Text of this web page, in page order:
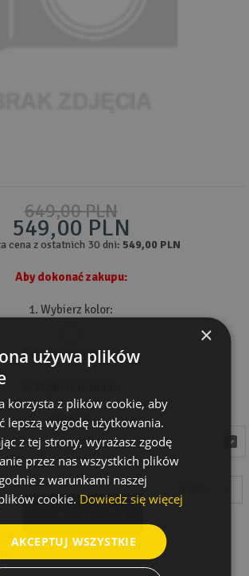
649,00 PLN
549,00 PLN
cena z ostatnich 30 dni: 549,00 PLN
Aby dokonać zakupu:
1. Wybierz kolor:
Tabela rozmiarów
Rozmiar
wybierz
wybierz
×
używa plików
korzysta z plików cookie, aby
lepszą wygodę użytkowania.
z tej strony, wyrażasz zgodę
przez nas wszystkich plików
z warunkami naszej
cookie. Dowiedz się więcej
AKCEPTUJ WSZYSTKIE